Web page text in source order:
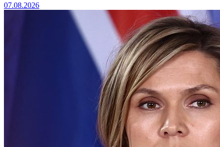
07.08.2026